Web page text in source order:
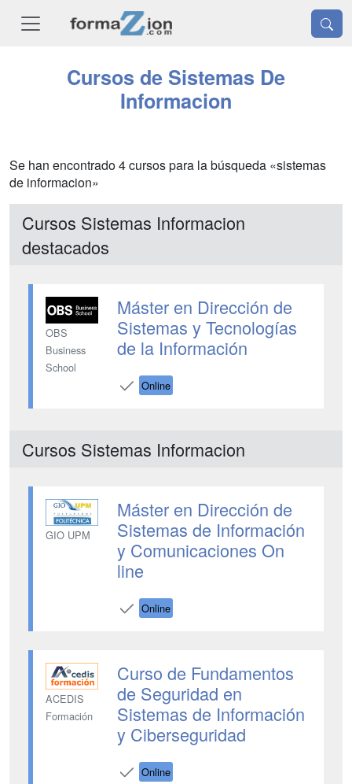
Cursos de Sistemas De
Informacion
Se han encontrado 4 cursos para la búsqueda «sistemas
de informacion»
Cursos Sistemas Informacion
destacados
OBS
Business
School
Máster en Dirección de
Sistemas y Tecnologías
de la Información
Online
Cursos Sistemas Informacion
GIO UPM
Máster en Dirección de
Sistemas de Información
y Comunicaciones On
line
Online
ACEDIS
Formación
Curso de Fundamentos
de Seguridad en
Sistemas de Información
y Ciberseguridad
Online